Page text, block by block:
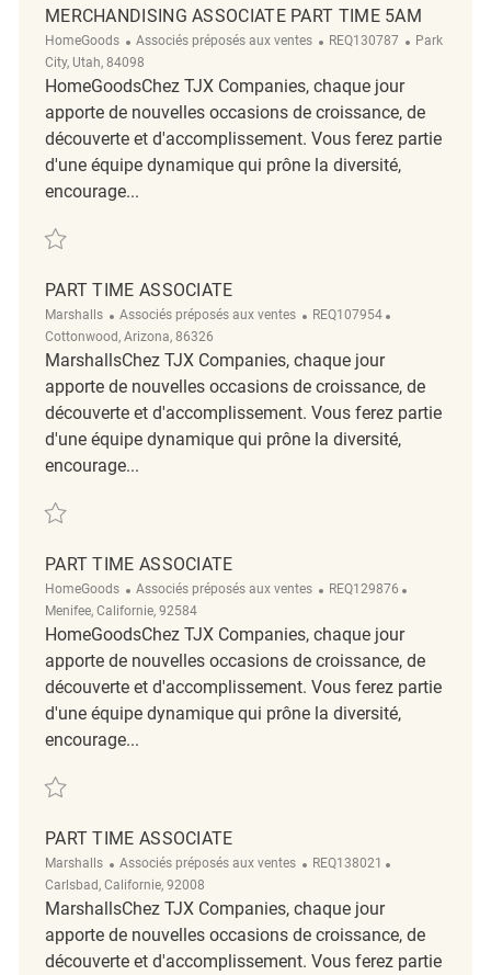
MERCHANDISING ASSOCIATE PART TIME 5AM
HomeGoods Catégorie
Associés préposés aux ventes ReqId
REQ130787
Park
City, Utah, 84098
HomeGoodsChez TJX Companies, chaque jour
apporte de nouvelles occasions de croissance, de
découverte et d'accomplissement. Vous ferez partie
d'une équipe dynamique qui prône la diversité,
encourage...
Sauvegarder Merchandising Associate Part Time 5am REQ130787
PART TIME ASSOCIATE
Marshalls Catégorie
Associés préposés aux ventes ReqId
REQ107954
Cottonwood, Arizona, 86326
MarshallsChez TJX Companies, chaque jour
apporte de nouvelles occasions de croissance, de
découverte et d'accomplissement. Vous ferez partie
d'une équipe dynamique qui prône la diversité,
encourage...
Sauvegarder Part time Associate REQ107954
PART TIME ASSOCIATE
HomeGoods Catégorie
Associés préposés aux ventes ReqId
REQ129876
Menifee, Californie, 92584
HomeGoodsChez TJX Companies, chaque jour
apporte de nouvelles occasions de croissance, de
découverte et d'accomplissement. Vous ferez partie
d'une équipe dynamique qui prône la diversité,
encourage...
Sauvegarder part time associate REQ129876
PART TIME ASSOCIATE
Marshalls Catégorie
Associés préposés aux ventes ReqId
REQ138021
Carlsbad, Californie, 92008
MarshallsChez TJX Companies, chaque jour
apporte de nouvelles occasions de croissance, de
découverte et d'accomplissement. Vous ferez partie